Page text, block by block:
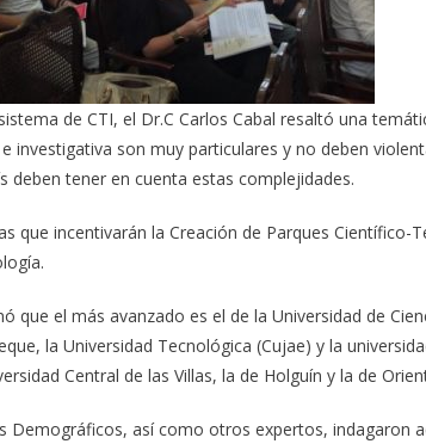
de CTI, el Dr.C Carlos Cabal resaltó una
investigativa son muy particulares y no deben
deben tener en cuenta estas complejidades.
que incentivarán la Creación de Parques Científico-
que el más avanzado es el de la Universidad de
la Universidad Tecnológica (Cujae) y la
Central de las Villas, la de Holguín y la de
Demográficos, así como otros expertos, indagaron